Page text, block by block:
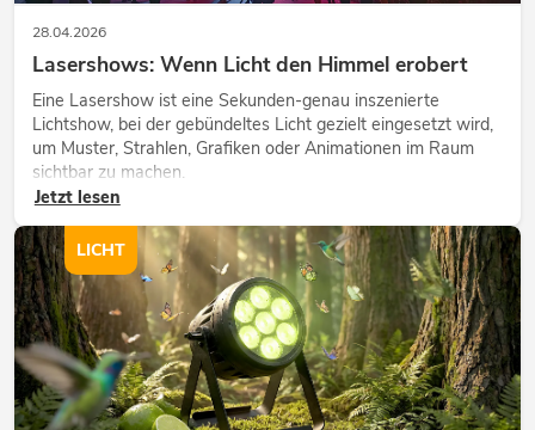
28.04.2026
Lasershows: Wenn Licht den Himmel erobert
Eine Lasershow ist eine Sekunden-genau inszenierte
Lichtshow, bei der gebündeltes Licht gezielt eingesetzt wird,
um Muster, Strahlen, Grafiken oder Animationen im Raum
sichtbar zu machen.
Jetzt lesen
LICHT